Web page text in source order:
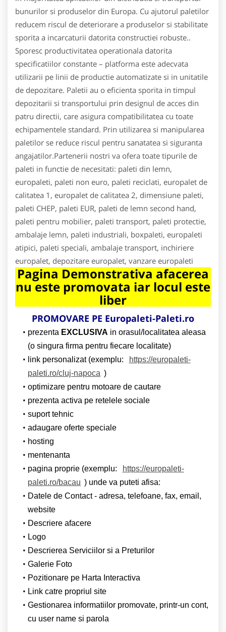
bunurilor si produselor din Europa. Cu ajutorul paletilor
reducem riscul de deteriorare a produselor si stabilitate
sporita a incarcaturii datorita constructiei robuste..
Sporesc productivitatea operationala datorita
specificatiilor constante – platforma este adecvata
utilizarii pe linii de productie automatizate si in unitatile
de depozitare. Paletii au o eficienta sporita in timpul
depozitarii si transportului prin designul de acces din
patru directii, care asigura compatibilitatea cu toate
echipamentele standard. Prin utilizarea si manipularea
paletilor se reduce riscul pentru sanatatea si siguranta
angajatilor.Partenerii nostri va ofera toate tipurile de
paleti in functie de necesitati: paleti din lemn,
europaleti, paleti non euro, paleti reciclati, europalet de
calitatea 1, europalet de calitatea 2, dimensiune paleti,
paleti CHEP, paleti EUR, paleti de lemn second hand,
paleti pentru mobilier, paleti transport, paleti protectie,
ambalaje lemn, paleti industriali, boxpaleti, europaleti
atipici, paleti speciali, ambalaje transport, inchiriere
europalet, depozitare europalet, vanzare europaleti
Pagina Demonstrativa afacerea
nu este promovata iar locul este
liber
PROMOVARE PE Europaleti-Paleti.ro
prezenta EXCLUSIVA in orasul/localitatea aleasa
(o singura firma pentru fiecare localitate)
link personalizat (exemplu:
https://europaleti-
paleti.ro/cluj-napoca )
optimizare pentru motoare de cautare
prezenta activa pe retelele sociale
suport tehnic
adaugare oferte speciale
hosting
mentenanta
pagina proprie (exemplu:
https://europaleti-
paleti.ro/bacau ) unde va puteti afisa:
Datele de Contact - adresa, telefoane, fax, email,
website
Descriere afacere
Logo
Descrierea Serviciilor si a Preturilor
Galerie Foto
Pozitionare pe Harta Interactiva
Link catre propriul site
Gestionarea informatiilor promovate, printr-un cont,
cu user name si parola